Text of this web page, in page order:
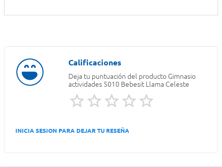
Deja tu puntuación del producto Gimnasio
actividades 5010 Bebesit Llama Celeste
INICIA SESION PARA DEJAR TU RESEÑA